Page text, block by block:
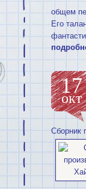
общем
Его
17
окт
Сборник